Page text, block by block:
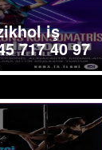
iş
717 40 97